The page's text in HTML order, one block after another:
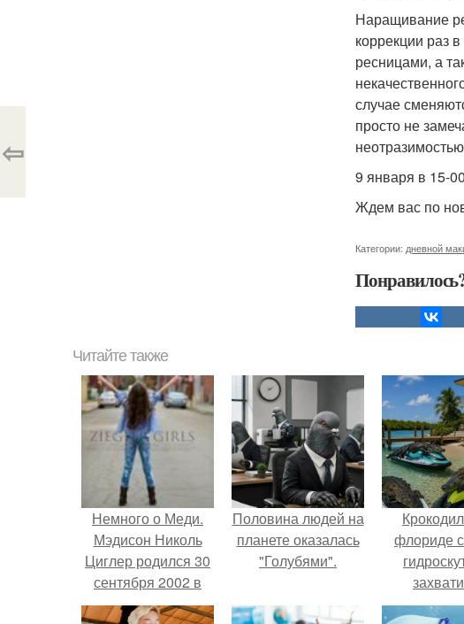
Наращивание
коррекции раз
ресницами, а
случае
просто не
9 января в 15-
Ждем вас по
Категории: дневной
⇦
Читайте также
Немного о Меди.
Мэдисон Николь
Циглер родился 30
сентября 2002 в
Питтсбурге, штат
Половина людей на
планете оказалась
"Голубями".
флориде